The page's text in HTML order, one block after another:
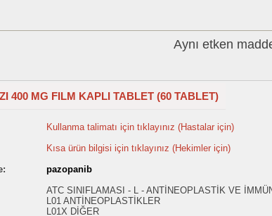
Aynı etken
400 MG FILM KAPLI TABLET (60 TABLET)
Kullanma talimatı için tıklayınız (Hastalar için)
Kısa ürün bilgisi için tıklayınız (Hekimler için)
pazopanib
ATC SINIFLAMASI - L - ANTİNEOPLASTİK VE
L01 ANTİNEOPLASTİKLER
L01X DİĞER